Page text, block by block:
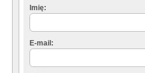
Imię:
E-mail: